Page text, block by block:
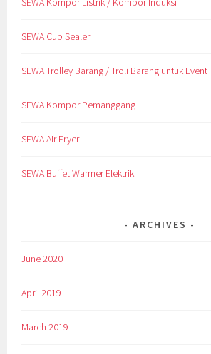
SEWA Cup Sealer
SEWA Trolley Barang / Troli Barang untuk Event
SEWA Kompor Pemanggang
SEWA Air Fryer
SEWA Buffet Warmer Elektrik
ARCHIVES
June 2020
April 2019
March 2019